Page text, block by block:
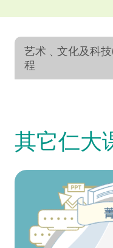
艺术﹑文化及科
程
其它仁大
Video Title
Video category